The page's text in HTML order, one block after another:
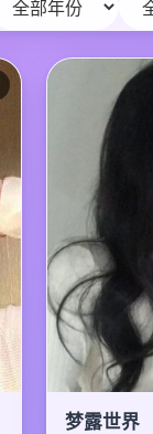
梦露世界